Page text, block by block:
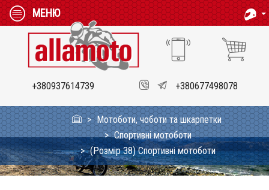
МЕНЮ
+380937614739 +380677498078
Мотоботи, чоботи та шкарпетки
Спортивні мотоботи
(Розмір 38) Спортивні мотоботи